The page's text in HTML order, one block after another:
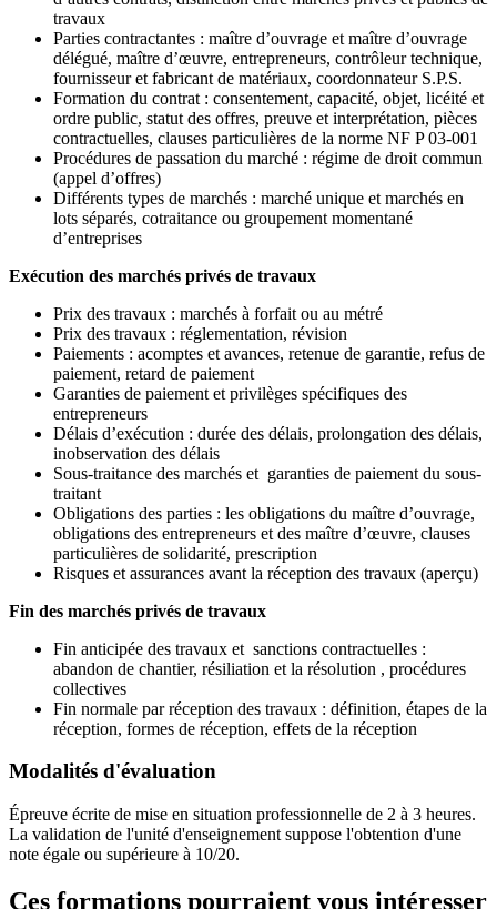
travaux
Parties contractantes : maître d’ouvrage et maître d’ouvrage
délégué, maître d’œuvre, entrepreneurs, contrôleur technique,
fournisseur et fabricant de matériaux, coordonnateur S.P.S.
Formation du contrat : consentement, capacité, objet, licéité et
ordre public, statut des offres, preuve et interprétation, pièces
contractuelles, clauses particulières de la norme NF P 03-001
Procédures de passation du marché : régime de droit commun
(appel d’offres)
Différents types de marchés : marché unique et marchés en
lots séparés, cotraitance ou groupement momentané
d’entreprises
Exécution des marchés privés de travaux
Prix des travaux : marchés à forfait ou au métré
Prix des travaux : réglementation, révision
Paiements : acomptes et avances, retenue de garantie, refus de
paiement, retard de paiement
Garanties de paiement et privilèges spécifiques des
entrepreneurs
Délais d’exécution : durée des délais, prolongation des délais,
inobservation des délais
Sous-traitance des marchés et garanties de paiement du sous-
traitant
Obligations des parties : les obligations du maître d’ouvrage,
obligations des entrepreneurs et des maître d’œuvre, clauses
particulières de solidarité, prescription
Risques et assurances avant la réception des travaux (aperçu)
Fin des marchés privés de travaux
Fin anticipée des travaux et sanctions contractuelles :
abandon de chantier, résiliation et la résolution , procédures
collectives
Fin normale par réception des travaux : définition, étapes de la
réception, formes de réception, effets de la réception
Modalités d'évaluation
Épreuve écrite de mise en situation professionnelle de 2 à 3 heures.
La validation de l'unité d'enseignement suppose l'obtention d'une
note égale ou supérieure à 10/20.
Ces formations pourraient vous intéresser